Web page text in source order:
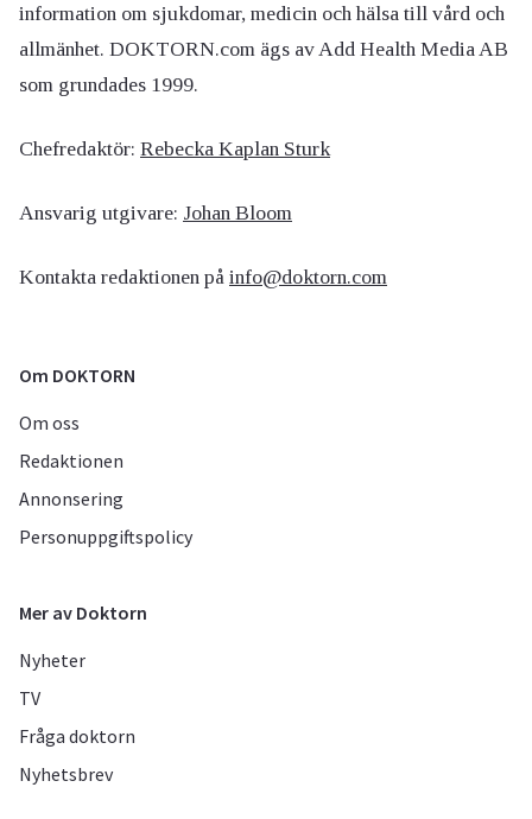
information om sjukdomar, medicin och hälsa till vård och
allmänhet. DOKTORN.com ägs av Add Health Media AB
som grundades 1999.
Chefredaktör: Rebecka Kaplan Sturk
Ansvarig utgivare: Johan Bloom
Kontakta redaktionen på info@doktorn.com
Om DOKTORN
Om oss
Redaktionen
Annonsering
Personuppgiftspolicy
Mer av Doktorn
Nyheter
TV
Fråga doktorn
Nyhetsbrev